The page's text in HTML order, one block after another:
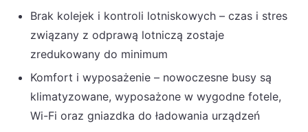
Brak kolejek i kontroli lotniskowych – czas i stres
związany z odprawą lotniczą zostaje
zredukowany do minimum
Komfort i wyposażenie – nowoczesne busy są
klimatyzowane, wyposażone w wygodne fotele,
Wi-Fi oraz gniazdka do ładowania urządzeń